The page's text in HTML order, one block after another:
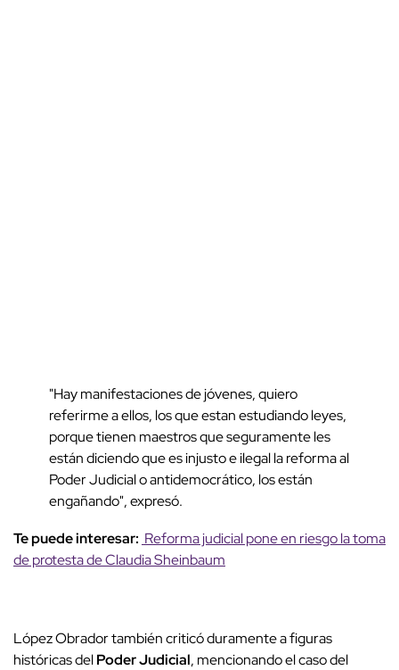
"Hay manifestaciones de jóvenes, quiero
referirme a ellos, los que estan estudiando leyes,
porque tienen maestros que seguramente les
están diciendo que es injusto e ilegal la reforma al
Poder Judicial o antidemocrático, los están
engañando", expresó.
Te puede interesar: Reforma judicial pone en riesgo la toma
de protesta de Claudia Sheinbaum
López Obrador también criticó duramente a figuras
históricas delPoder Judicial, mencionando el caso del